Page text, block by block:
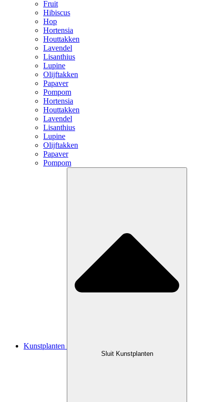
Fruit
Hibiscus
Hop
Hortensia
Houttakken
Lavendel
Lisanthius
Lupine
Olijftakken
Papaver
Pompom
Hortensia
Houttakken
Lavendel
Lisanthius
Lupine
Olijftakken
Papaver
Pompom
Kunstplanten
Sluit Kunstplanten